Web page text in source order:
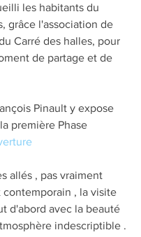
les habitants du
grâce l'association de
Carré des halles, pour
de partage et de
Pinault y expose
première Phase
allés , pas vraiment
contemporain , la visite
d'abord avec la beauté
indescriptible .